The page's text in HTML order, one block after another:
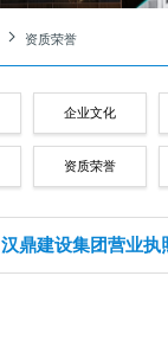
资质荣誉
企业文化
资质荣誉
汉鼎建设集团营业执